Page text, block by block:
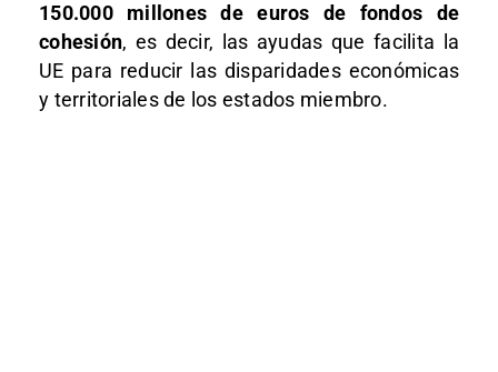
150.000 millones de euros de fondos de
cohesión, es decir, las ayudas que facilita la
UE para reducir las disparidades económicas
y territoriales de los estados miembro.